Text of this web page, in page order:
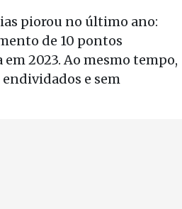
piorou no último ano:
de 10 pontos
2023. Ao mesmo tempo,
endividados e sem